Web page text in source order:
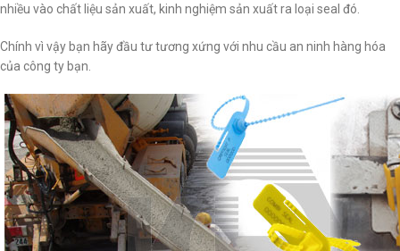
nhiều vào chất liệu sản xuất, kinh nghiệm sản xuất ra loại seal đó.
Chính vì vậy bạn hãy đầu tư tương xứng với nhu cầu an ninh hàng hóa
của công ty bạn.